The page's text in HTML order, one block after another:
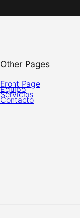
Other Pages
Front Page
Equipo
Servicios
Contacto